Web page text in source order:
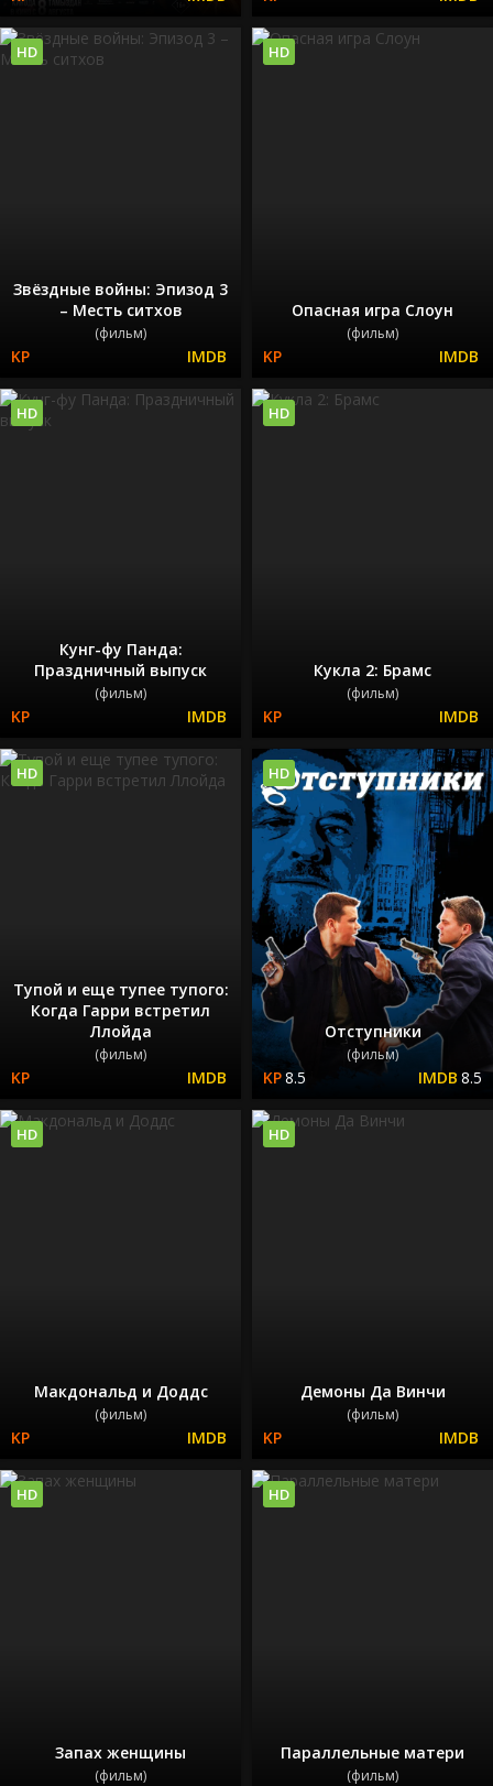
Звёздные войны: Эпизод 3
– Месть ситхов
(фильм)
HD
Опасная игра Слоун
(фильм)
HD
Кунг-фу Панда:
Праздничный выпуск
(фильм)
HD
Кукла 2: Брамс
(фильм)
HD
Тупой и еще тупее тупого:
Когда Гарри встретил
Ллойда
(фильм)
HD
Отступники
(фильм)
8.5 8.5
HD
Макдональд и Доддс
(фильм)
HD
Демоны Да Винчи
(фильм)
HD
Запах женщины
(фильм)
HD
Параллельные матери
(фильм)
HD